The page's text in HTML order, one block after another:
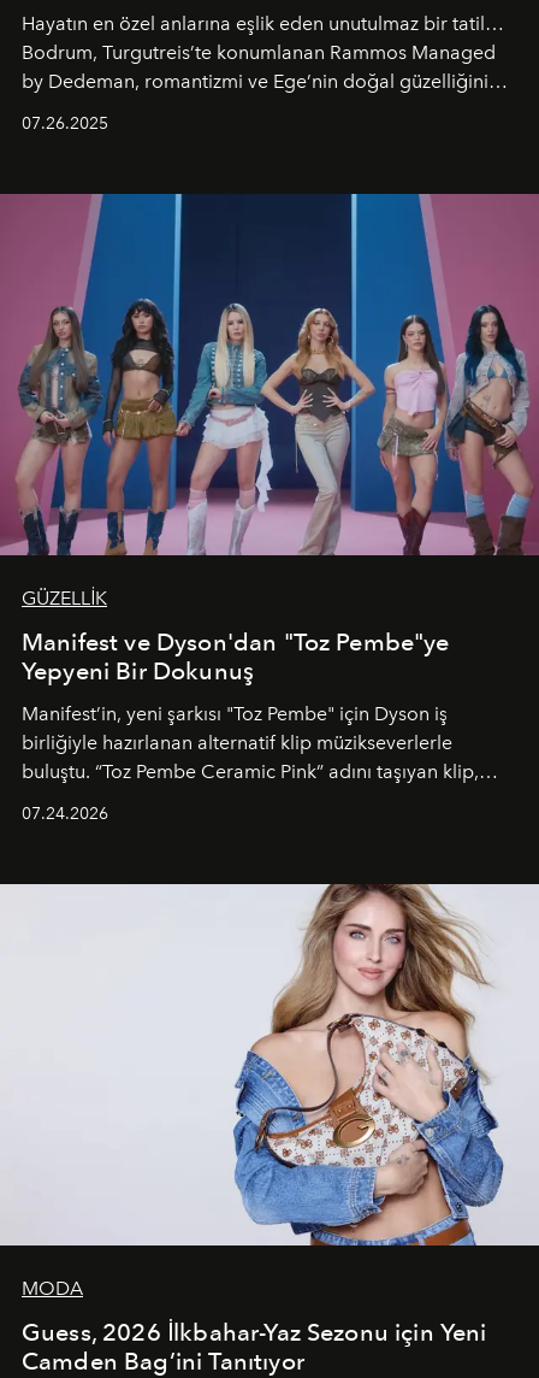
Hayatın en özel anlarına eşlik eden unutulmaz bir tatil…
Bodrum, Turgutreis’te konumlanan Rammos Managed
by Dedeman, romantizmi ve Ege’nin doğal güzelliğini
07.26.2025
GÜZELLİK
Manifest ve Dyson'dan "Toz Pembe"ye
Yepyeni Bir Dokunuş
Manifest’in, yeni şarkısı "Toz Pembe" için Dyson iş
birliğiyle hazırlanan alternatif klip müzikseverlerle
buluştu. “Toz Pembe Ceramic Pink” adını taşıyan klip,
unsurlarından biri olarak öne çıkıyor.
07.24.2026
MODA
Guess, 2026 İlkbahar-Yaz Sezonu için Yeni
Camden Bag’ini Tanıtıyor